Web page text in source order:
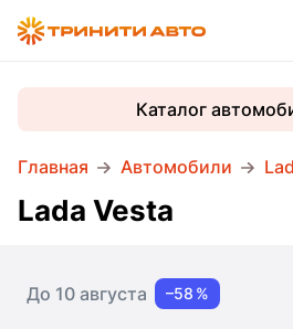
Главная Автомобили
Каталог
Lada Vesta
До 10 августа –58 %